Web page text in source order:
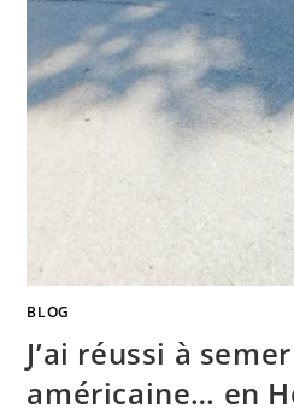
BLOG
J’ai réussi à
américaine… en